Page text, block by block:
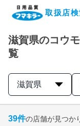
取扱店
企業・IR情
製品情報サ
滋賀県のコウ
覧
滋賀県
39件の店舗が見つか